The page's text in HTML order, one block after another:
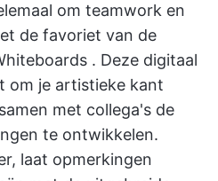
om teamwork en
de favoriet van de
. Deze digitaal
om je artistieke kant
met collega's de
te ontwikkelen.
laat opmerkingen